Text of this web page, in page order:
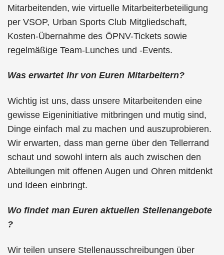
Mitarbeitenden, wie virtuelle Mitarbeiterbeteiligung
per VSOP, Urban Sports Club Mitgliedschaft,
Kosten-Übernahme des ÖPNV-Tickets sowie
regelmäßige Team-Lunches und -Events.
Was erwartet Ihr von Euren Mitarbeitern?
Wichtig ist uns, dass unsere Mitarbeitenden eine
gewisse Eigeninitiative mitbringen und mutig sind,
Dinge einfach mal zu machen und auszuprobieren.
Wir erwarten, dass man gerne über den Tellerrand
schaut und sowohl intern als auch zwischen den
Abteilungen mit offenen Augen und Ohren mitdenkt
und Ideen einbringt.
Wo findet man Euren aktuellen Stellenangebote
?
Wir teilen unsere Stellenausschreibungen über